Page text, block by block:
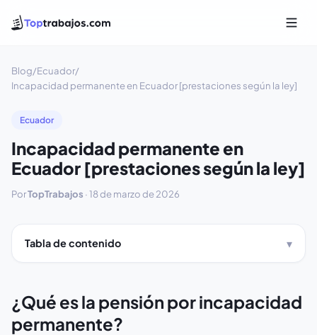
Blog/Ecuador/
Incapacidad permanente en Ecuador [prestaciones según la ley]
Ecuador
Incapacidad permanente en
Ecuador [prestaciones según la ley]
PorTopTrabajos ·18 de marzo de 2026
Tabla de contenido
¿Qué es la pensión por incapacidad
permanente?